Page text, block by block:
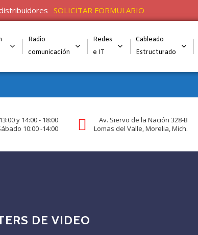
Radio
comunicación
Redes
e IT
Cableado
Estructurado
Av. Siervo de la Nación 328-B
Lomas del Valle, Morelia, Mich.
y 14:00 - 18:00
10:00 -14:00
DE VIDEO
SOLICITAR FORMULARIO